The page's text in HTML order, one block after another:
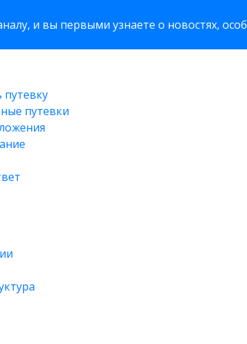
и вы первыми узнаете о новостях,
путевки